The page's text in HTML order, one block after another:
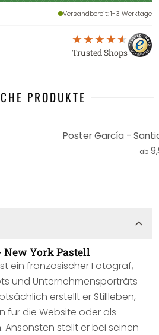
Versandbereit: 1-3 Werktage
Trusted Shops
PRODUKTE
Poster García -
ab
New York Pastell
ein französischer Fotograf,
und Unternehmensporträts
erstellt er Stillleben,
für die Website oder als
stellt er bei seinen